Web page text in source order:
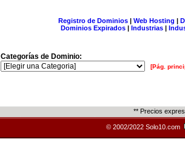
Registro de Dominios| Web Hosting |
Dominios Expirados | Industrias |
Categorías de Dominio:
[Pág.
** Precios
© 2002/2022 Solo10.com